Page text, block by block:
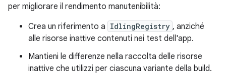
per migliorare il rendimento manutenibilità:
Crea un riferimento a IdlingRegistry , anziché
alle risorse inattive contenuti nei test dell'app.
Mantieni le differenze nella raccolta delle risorse
inattive che utilizzi per ciascuna variante della build.